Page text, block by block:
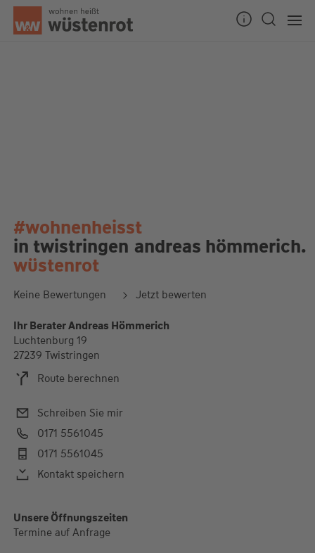
#wohnenheisst
in twistringen andreas hömmerich.
wüstenrot
Keine Bewertungen Jetzt bewerten
Ihr Berater Andreas Hömmerich
Luchtenburg 19
27239 Twistringen
Route berechnen
Schreiben Sie mir
0171 5561045
0171 5561045
Kontakt speichern
Alle Öffnungszeiten
Unsere Öffnungszeiten
Termine auf Anfrage